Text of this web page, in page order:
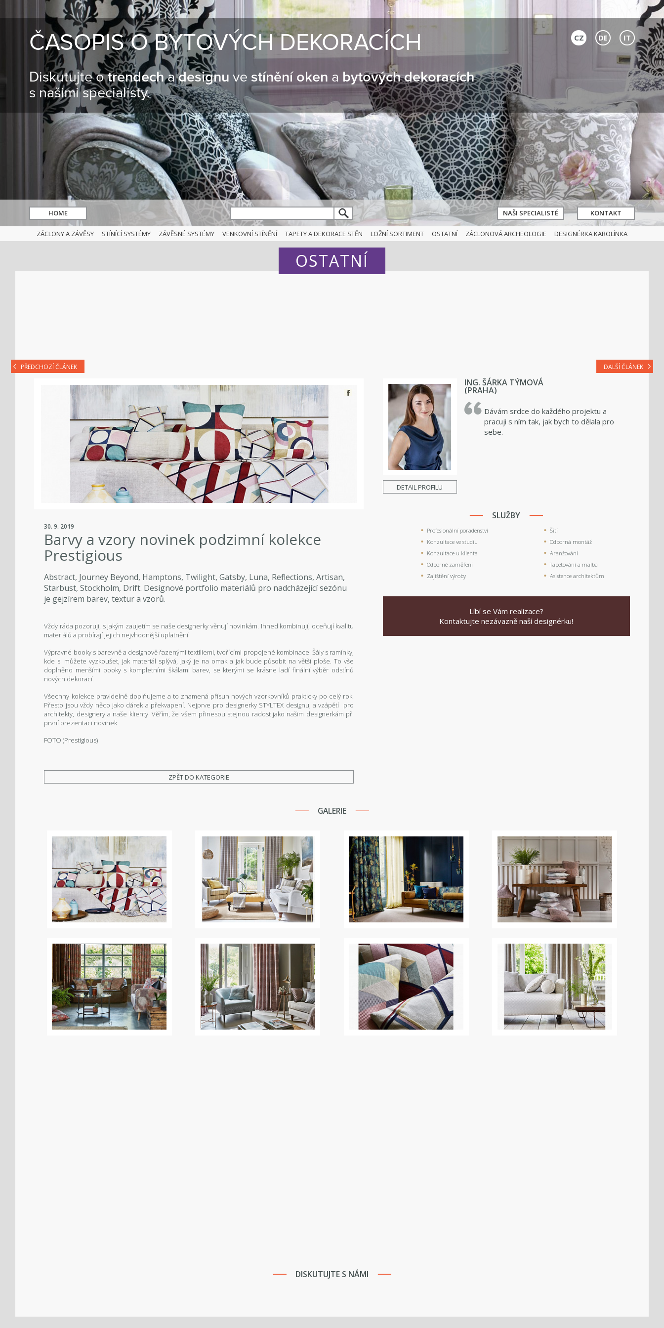
ČASOPIS O BYTOVÝCH DEKORACÍCH
Diskutujte otrendechadesignu ve stínění oken a bytových dekoracích
s našimi specialisty.
CZ DE IT
HOME NAŠI SPECIALISTÉ KONTAKT
ZÁCLONY A ZÁVĚSY STÍNÍCÍ SYSTÉMY ZÁVĚSNÉ SYSTÉMY VENKOVNÍ STÍNĚNÍ TAPETY A DEKORACE STĚN LOŽNÍ SORTIMENT OSTATNÍ ZÁCLONOVÁ ARCHEOLOGIE DESIGNÉRKA KAROLÍNKA
OSTATNÍ
PŘEDCHOZÍ ČLÁNEK DALŠÍ ČLÁNEK
30. 9. 2019
Barvy a vzory novinek podzimní kolekce
Prestigious
Abstract, Journey Beyond, Hamptons, Twilight, Gatsby, Luna, Reflections, Artisan,
Starbust, Stockholm, Drift. Designové portfolio materiálů pro nadcházející sezónu
je gejzírem barev, textur a vzorů.
Vždy ráda pozoruji, s jakým zaujetím se naše designerky věnují novinkám. Ihned kombinují, oceňují kvalitu
materiálů a probírají jejich nejvhodnější uplatnění.
Výpravné booky s barevně a designově řazenými textiliemi, tvořícími propojené kombinace. Šály s ramínky,
kde si můžete vyzkoušet, jak materiál splývá, jaký je na omak a jak bude působit na větší ploše. To vše
doplněno menšími booky s kompletními škálami barev, se kterými se krásne ladí finální výběr odstínů
nových dekorací.
Všechny kolekce pravidelně doplňujeme a to znamená přísun nových vzorkovníků prakticky po celý rok.
Přesto jsou vždy něco jako dárek a překvapení. Nejprve pro designerky STYLTEX designu, a vzápětí pro
architekty, designery a naše klienty. Věřím, že všem přinesou stejnou radost jako našim designerkám při
první prezentaci novinek.
FOTO (Prestigious)
ZPĚT DO KATEGORIE
DETAIL PROFILU
ING. ŠÁRKA TÝMOVÁ
(PRAHA)
Dávám srdce do každého projektu a
pracuji s ním tak, jak bych to dělala pro
sebe.
SLUŽBY
Profesionální poradenství
Konzultace ve studiu
Konzultace u klienta
Odborné zaměření
Zajištění výroby
Šití
Odborná montáž
Aranžování
Tapetování a malba
Asistence architektům
Líbí se Vám realizace?
Kontaktujte nezávazně naší designérku!
GALERIE
DISKUTUJTE S NÁMI